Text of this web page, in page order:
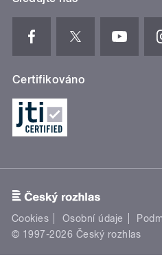
Certifikováno
Cookies Osobní údaje
© 1997-2026 Český rozhlas